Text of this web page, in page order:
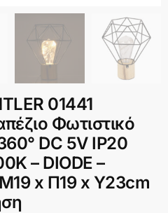
01441
Φωτιστικό
DC 5V IP20
– DIODE –
x Π19 x Υ23cm